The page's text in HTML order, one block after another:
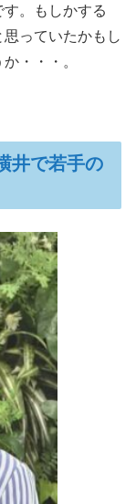
。もしかする
っていたかもし
・・・。
井で若手の